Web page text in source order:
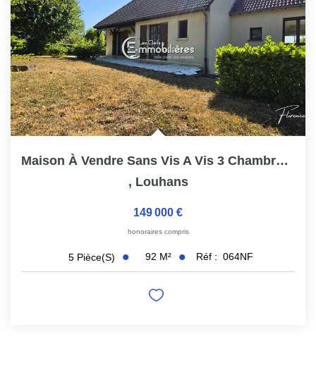
Maison À Vendre Sans Vis A Vis 3 Chambres Louhans Calme
, Louhans
149 000 €
honoraires compris
5 Pièce(s) 92 M² Réf : 064NF